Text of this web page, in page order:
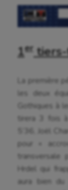
1er
La première
les deux
Gothiques à
tirera 3 fois
5’36, Joël
pour «
Hrdel qui
aura bien